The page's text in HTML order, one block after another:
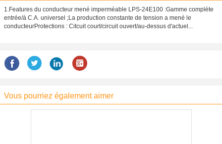
1.Features du conducteur mené imperméable LPS-24E100 :Gamme complète
entrée/à C.A. universel ;La production constante de tension a mené le
conducteurProtections : Citcuit court/circuit ouvert/au-dessus d'actuel...
Vous pourriez également aimer